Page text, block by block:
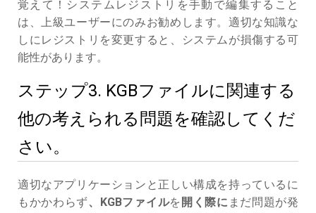
覚えて！システムレジストリを手動で編集すること
は、上級ユーザーにのみお勧めします。適切な知識な
しにレジストリを変更すると、システムが損傷する可
能性があります。
ステップ3. KGBファイルに関連する
他の考えられる問題を確認してくだ
さい。
適切なアプリケーションと正しい構成を持っているに
もかかわらず、KGBファイルを 開く際に まだ問題が発